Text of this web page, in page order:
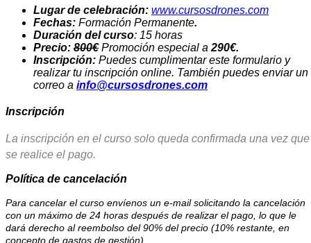
Lugar de celebración: www.cursosdrones.com
Fechas: Formación Permanente.
Duración del curso: 15 horas
Precio: 800€Promoción especial a 290€.
Inscripción: Puedes cumplimentar este formulario y
realizar tu inscripción online. También puedes enviar un
correo a info@cursosdrones.com
Inscripción
La inscripción en el curso solo queda confirmada una vez que
se realice el pago.
Política de cancelación
Para cancelar el curso envíenos un e-mail solicitando la cancelación
con un máximo de 24 horas después de realizar el pago, lo que le
dará derecho al reembolso del 90% del precio (10% restante, en
concepto de gastos de gestión).